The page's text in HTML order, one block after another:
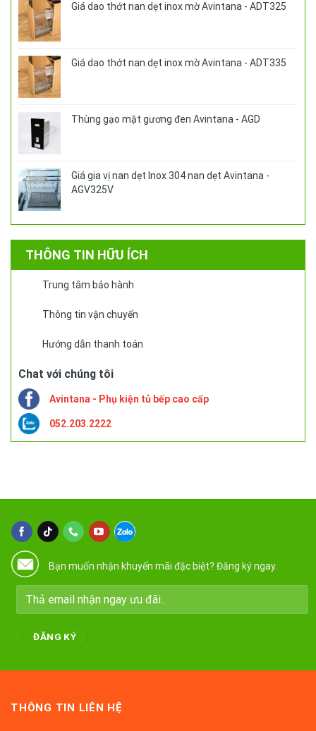
Giá dao thớt nan dẹt inox mờ Avintana - ADT325
Giá dao thớt nan dẹt inox mờ Avintana - ADT335
Thùng gạo mặt gương đen Avintana - AGD
Giá gia vị nan dẹt Inox 304 nan dẹt Avintana -
AGV325V
THÔNG TIN HỮU ÍCH
Trung tâm bảo hành
Thông tin vận chuyển
Hướng dẫn thanh toán
Chat với chúng tôi
Avintana - Phụ kiện tủ bếp cao cấp
052.203.2222
Bạn muốn nhận khuyến mãi đặc biệt? Đăng ký ngay.
THÔNG TIN LIÊN HỆ